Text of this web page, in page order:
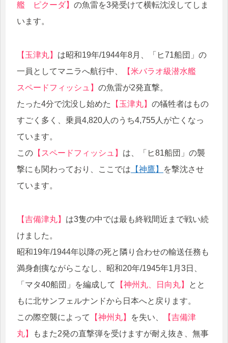
艦 ピクーダ】 の魚雷を3発受けて横転沈没してしま
います。
【玉津丸】 は昭和19年/1944年8月、「ヒ71船団」の
一員としてマニラへ航行中、
【米バラオ級潜水艦
スペードフィッシュ】 の魚雷が2発直撃。
たった4分で沈没し始めた
【玉津丸】 の犠牲者はもの
すごく多く、乗員4,820人のうち4,755人が亡くなっ
ています。
この 【スペードフィッシュ】 は、「ヒ81船団」の襲
撃にも関わっており、ここでは 【神鷹】
を撃沈させ
ています。
【吉備津丸】 は3隻の中では最も終戦間近まで戦い続
けました。
昭和19年/1944年以降の死と隣り合わせの輸送任務も
満身創痍ながらこなし、昭和20年/1945年1月3日、
「マタ40船団」を編成して
【神州丸、日向丸】
とと
もに北サンフェルナンドから日本へと戻ります。
この際空襲によって
【神州丸】 を失い、
【吉備津
丸】
もまた2発の直撃弾を受けますが耐え抜き、無事